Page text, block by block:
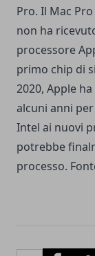
Pro. Il Mac
non ha
processore
primo chip di
2020, Apple
alcuni anni
Intel ai nuovi
potrebbe
processo.